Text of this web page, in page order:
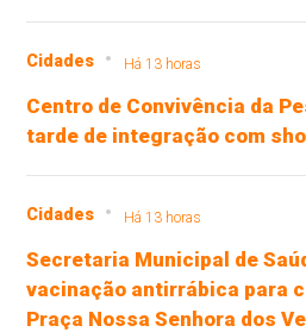
Cidades Há 13 horas
Centro de Convivência da
tarde de integração com
Cidades Há 13 horas
Secretaria Municipal de
vacinação antirrábica para
Praça Nossa Senhora dos